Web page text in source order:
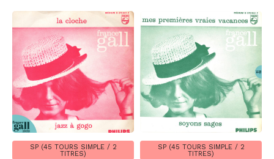
SP (45 TOURS SIMPLE / 2
TITRES)
SP (45 TOURS SIMPLE / 2
TITRES)